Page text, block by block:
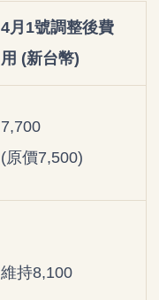
4月 1號調整後費
用 (新台幣)
7,700
(原價7,500)
維持8,100